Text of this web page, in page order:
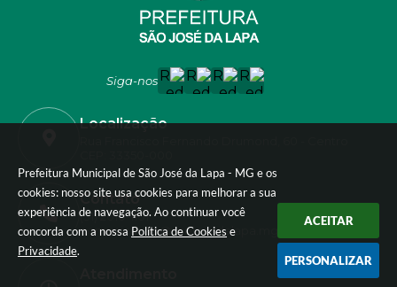
Prefeitura Municipal de São José da Lapa - MG e os
cookies: nosso site usa cookies para melhorar a sua
experiência de navegação. Ao continuar você
concorda com a nossa Política de Cookies e
Privacidade.
ACEITAR
PERSONALIZAR
Siga-nos
Localização
Contato
(31) 2010-1101
comunicacao@saojosedalapa.mg.gov.br